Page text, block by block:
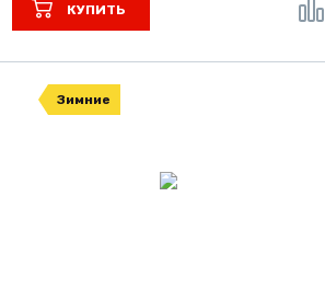
КУПИТЬ
Зимние